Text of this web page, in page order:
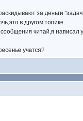
за деньги
в другом топике.
читай,я написал
учатся?